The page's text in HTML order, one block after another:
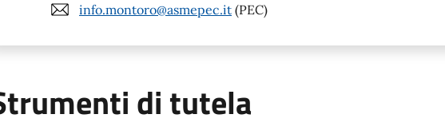
info.montoro@asmepec.it (PEC)
di tutela